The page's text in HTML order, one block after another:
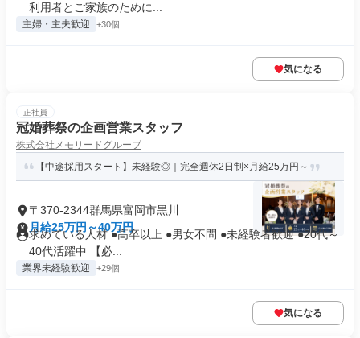
利用者とご家族のために...
主婦・主夫歓迎 +30個
気になる
正社員
冠婚葬祭の企画営業スタッフ
株式会社メモリードグループ
【中途採用スタート】未経験◎｜完全週休2日制×月給25万円～
〒370-2344群馬県富岡市黒川
月給25万円～40万円
求めている人材 ●高卒以上 ●男女不問 ●未経験者歓迎 ●20代～
40代活躍中 【必...
業界未経験歓迎 +29個
気になる